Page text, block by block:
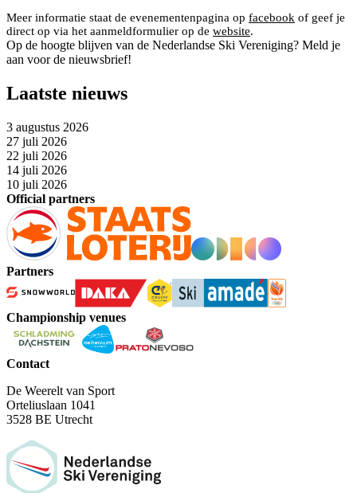
Meer informatie staat de evenementenpagina op facebook of geef je
direct op via het aanmeldformulier op de website.
Op de hoogte blijven van de Nederlandse Ski Vereniging? Meld je
aan voor de nieuwsbrief!
Laatste nieuws
3 augustus 2026
27 juli 2026
22 juli 2026
14 juli 2026
10 juli 2026
Official partners
Partners
Championship venues
Contact
De Weerelt van Sport
Orteliuslaan 1041
3528 BE Utrecht